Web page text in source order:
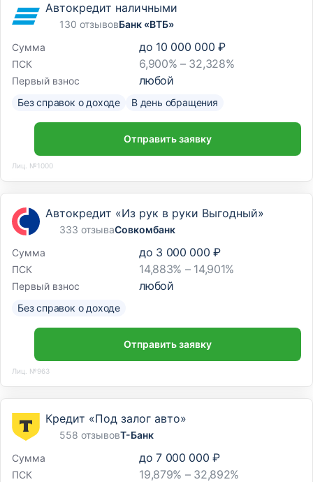
Автокредит наличными
130 отзывовБанк «ВТБ»
Сумма
до 10 000 000 ₽
ПСК 6,900% – 32,328%
Первый взнос любой
Без справок о доходе В день обращения
Отправить заявку
Лиц. №1000
Автокредит «Из рук в руки Выгодный»
333 отзываСовкомбанк
Сумма
до 3 000 000 ₽
ПСК 14,883% – 14,901%
Первый взнос любой
Без справок о доходе
Отправить заявку
Лиц. №963
Кредит «Под залог авто»
558 отзывовТ-Банк
Сумма
до 7 000 000 ₽
ПСК 19,879% – 32,892%